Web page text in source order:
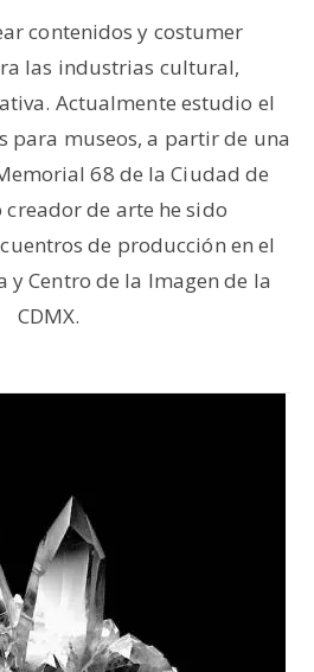
contenidos y costumer
las industrias cultural,
Actualmente estudio el
para museos, a partir de una
68 de la Ciudad de
creador de arte he sido
de producción en el
y Centro de la Imagen de la
CDMX.